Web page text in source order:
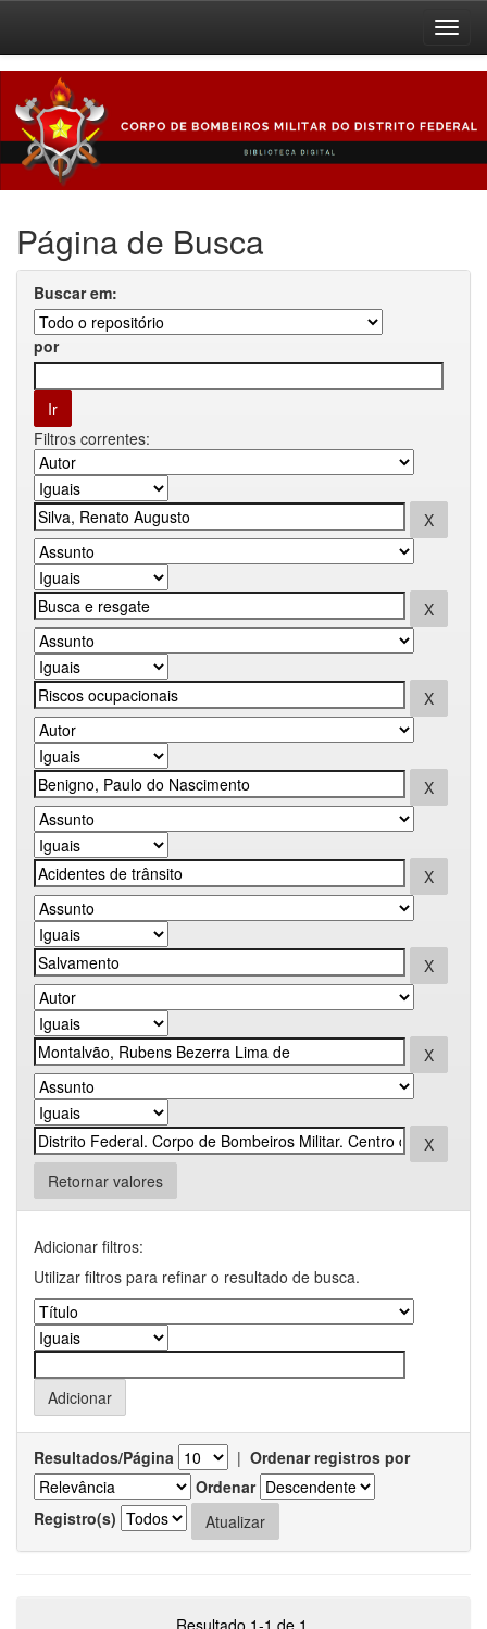
navigation
Página de Busca
Buscar em:
por
Filtros correntes:
Retornar valores
Adicionar filtros:
Utilizar filtros para refinar o resultado de busca.
Resultados/Página | Ordenar registros por
Ordenar
Registro(s)
Resultado 1-1 de 1.